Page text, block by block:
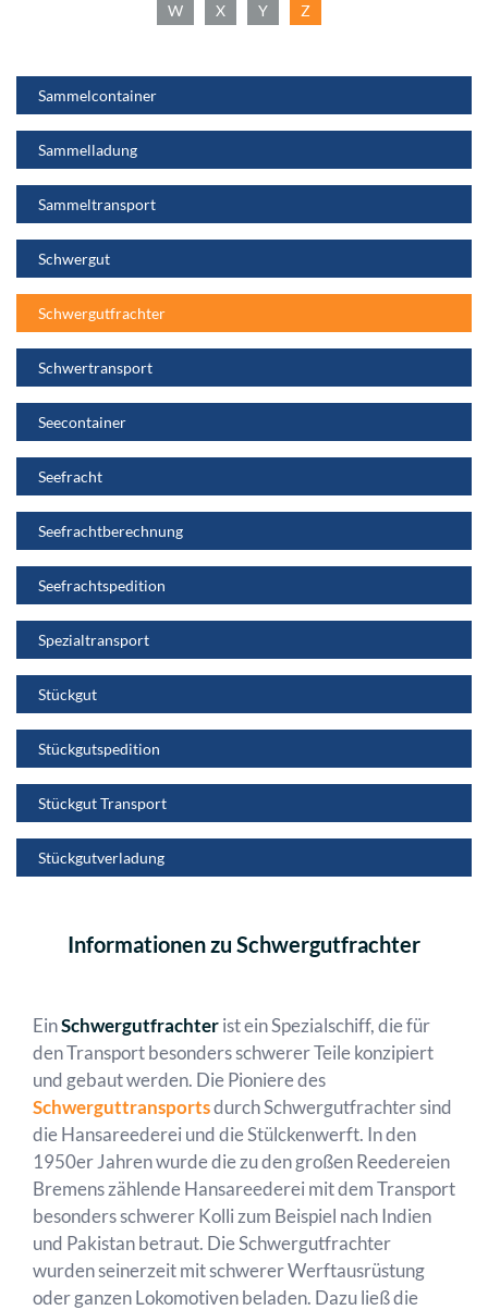
W
X Y Z
Sammelcontainer
Sammelladung
Sammeltransport
Schwergut
Schwergutfrachter
Schwertransport
Seecontainer
Seefracht
Seefrachtberechnung
Seefrachtspedition
Spezialtransport
Stückgut
Stückgutspedition
Stückgut Transport
Stückgutverladung
Informationen zu Schwergutfrachter
EinSchwergutfrachterist ein Spezialschiff, die für
den Transport besonders schwerer Teile konzipiert
und gebaut werden. Die Pioniere des
Schwerguttransportsdurch Schwergutfrachter sind
die Hansareederei und die Stülckenwerft. In den
1950er Jahren wurde die zu den großen Reedereien
Bremens zählende Hansareederei mit dem Transport
besonders schwerer Kolli zum Beispiel nach Indien
und Pakistan betraut. Die Schwergutfrachter
wurden seinerzeit mit schwerer Werftausrüstung
oder ganzen Lokomotiven beladen. Dazu ließ die